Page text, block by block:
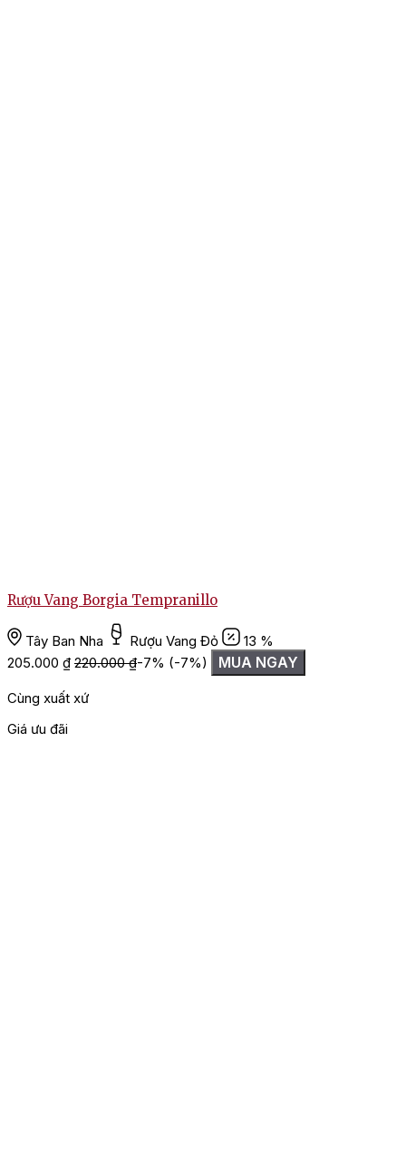
Rượu Vang Borgia Tempranillo
Tây Ban Nha Rượu Vang Đỏ
13 %
205.000 ₫ 220.000₫-7% (-7%) MUA NGAY
Cùng xuất xứ
Giá ưu đãi